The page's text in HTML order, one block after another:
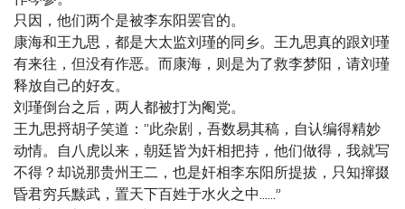
只因，他们两个是被李东阳罢官的。
康海和王九思，都是大太监刘瑾的同乡。王九思真的跟刘瑾
有来往，但没有作恶。而康海，则是为了救李梦阳，请刘瑾
释放自己的好友。
刘瑾倒台之后，两人都被打为阉党。
王九思捋胡子笑道：“此杂剧，吾数易其稿，自认编得精妙
动情。自八虎以来，朝廷皆为奸相把持，他们做得，我就写
不得？却说那贵州王二，也是奸相李东阳所提拔，只知撺掇
昏君穷兵黩武，置天下百姓于水火之中……”